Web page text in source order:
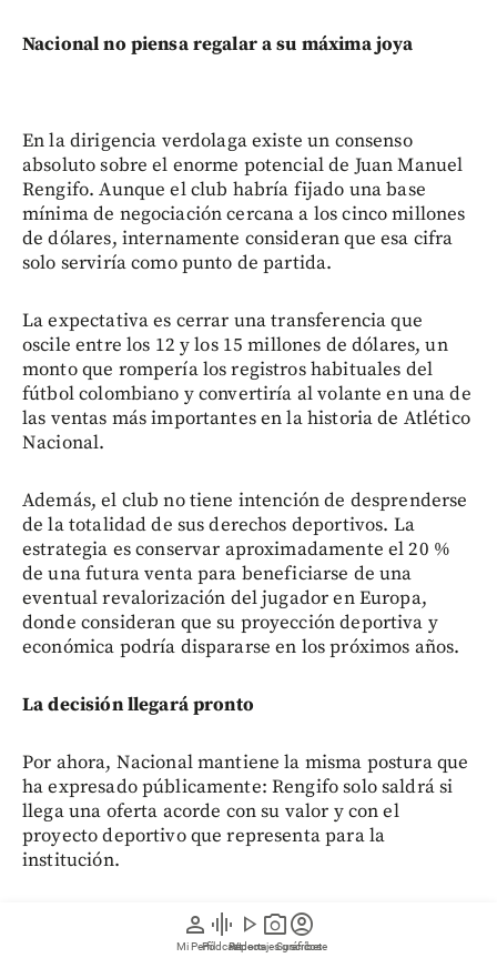
person
Mi Perfil
graphic_eq
Pódcast
play_arrow
Videos
photo_camera
Reportajes gráficos
account_circle
Suscríbete
Nacional no piensa regalar a su máxima joya
En la dirigencia verdolaga existe un consenso
absoluto sobre el enorme potencial de Juan Manuel
Rengifo. Aunque el club habría fijado una base
mínima de negociación cercana a los cinco millones
de dólares, internamente consideran que esa cifra
solo serviría como punto de partida.
La expectativa es cerrar una transferencia que
oscile entre los 12 y los 15 millones de dólares, un
monto que rompería los registros habituales del
fútbol colombiano y convertiría al volante en una de
las ventas más importantes en la historia de Atlético
Nacional.
Además, el club no tiene intención de desprenderse
de la totalidad de sus derechos deportivos. La
estrategia es conservar aproximadamente el 20 %
de una futura venta para beneficiarse de una
eventual revalorización del jugador en Europa,
donde consideran que su proyección deportiva y
económica podría dispararse en los próximos años.
La decisión llegará pronto
Por ahora, Nacional mantiene la misma postura que
ha expresado públicamente: Rengifo solo saldrá si
llega una oferta acorde con su valor y con el
proyecto deportivo que representa para la
institución.
Mientras tanto, su ausencia en el debut liguero
parece ser un mensaje claro de que las